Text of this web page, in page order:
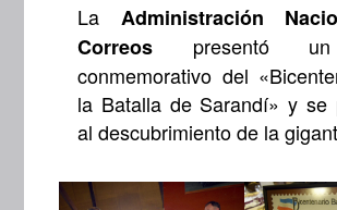
La Administración
Correos presentó
conmemorativo del
la Batalla de Sarandí» y se
al descubrimiento de la